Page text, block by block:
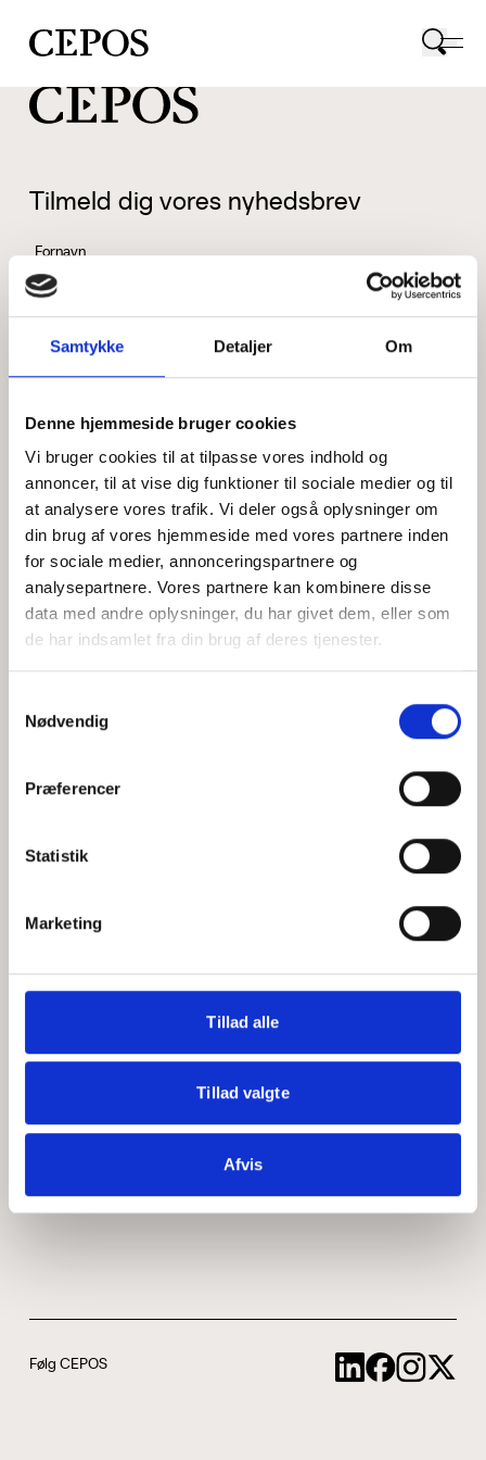
Samtykke Detaljer Om
Denne hjemmeside bruger cookies
Vi bruger cookies til at tilpasse vores indhold og
annoncer, til at vise dig funktioner til sociale medier og til
at analysere vores trafik. Vi deler også oplysninger om
din brug af vores hjemmeside med vores partnere inden
for sociale medier, annonceringspartnere og
analysepartnere. Vores partnere kan kombinere disse
data med andre oplysninger, du har givet dem, eller som
de har indsamlet fra din brug af deres tjenester.
Nødvendig
Præferencer
Statistik
Marketing
Tillad alle
Tillad valgte
Afvis
CEPOS logo
Tilmeld dig vores nyhedsbrev
Fornavn
Efternavn
Jeg accepterer behandlingen af mine personoplysninger i
henhold tilprivatlivspolitikken
Hvem er CEPOS
Medarbejdere
ABCepos
Podcast
Følg CEPOS